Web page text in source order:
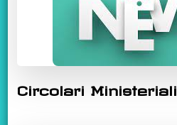
Circolari Ministeriali